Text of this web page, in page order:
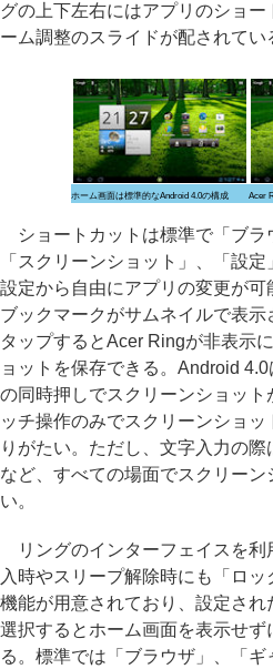
グの上下左右にはアプリのショー
ーム調整のスライドが配されてい
ホーム画面は標準的なAndroid 4.0の構成 Acer
ショートカットは標準で「ブラ
「スクリーンショット」、「設
設定から自由にアプリの変更が可
ブックマークがサムネイルで表
タップするとAcer Ringが非表示
ョットを保存できる。Android
の同時押しでスクリーンショッ
ッチ操作のみでスクリーンショ
りがたい。ただし、文字入力の
など、すべての場面でスクリー
い。
リングのインターフェイスを利
入時やスリープ解除時にも「ロ
機能が用意されており、設定さ
選択するとホーム画面を表示せず
る。標準では「ブラウザ」、「